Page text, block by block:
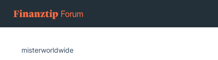
misterworldwide